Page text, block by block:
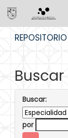
Buscar
Buscar:
por